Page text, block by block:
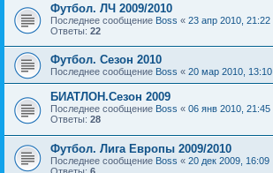
Футбол. ЛЧ 2009/2010
Последнее сообщение Boss « 23 апр 2010, 21:22
Ответы: 22
Футбол. Сезон 2010
Последнее сообщение Boss « 20 мар 2010, 13:10
БИАТЛОН.Сезон 2009
Последнее сообщение Boss « 06 янв 2010, 21:45
Ответы: 28
Футбол. Лига Европы 2009/2010
Последнее сообщение Boss « 20 дек 2009, 16:09